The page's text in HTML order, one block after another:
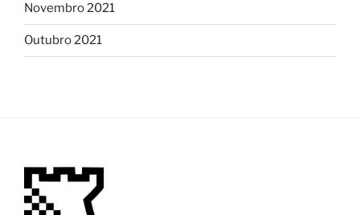
Novembro 2021
Outubro 2021